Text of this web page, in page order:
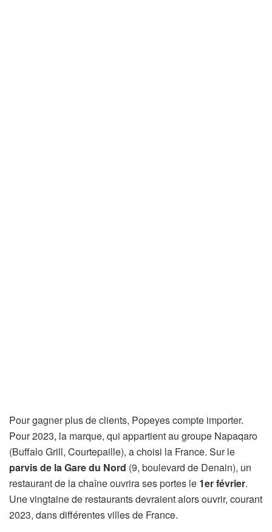
Pour gagner plus de clients, Popeyes compte importer.
Pour 2023, la marque, qui appartient au groupe Napaqaro
(Buffalo Grill, Courtepaille), a choisi la France. Sur le
parvis de la Gare du Nord (9, boulevard de Denain), un
restaurant de la chaîne ouvrira ses portes le 1er février.
Une vingtaine de restaurants devraient alors ouvrir, courant
2023, dans différentes villes de France.